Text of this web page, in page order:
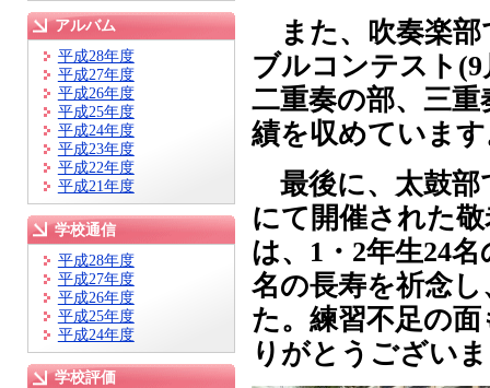
アルバム
平成28年度
平成27年度
平成26年度
平成25年度
平成24年度
平成23年度
平成22年度
平成21年度
学校通信
平成28年度
平成27年度
平成26年度
平成25年度
平成24年度
学校評価
また、吹奏楽部
ブルコンテスト
二重奏の部、三
績を収めていま
最後に、太鼓部
にて開催された
は、1・2年生24
名の長寿を祈念
た。練習不足の
りがとうござい